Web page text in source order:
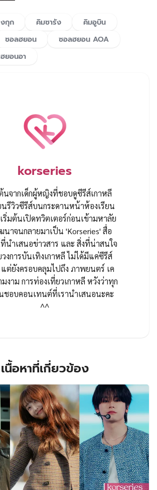
กุก คิมซารัง
คิมอูบิน
ซอลฮยอน
ซอลฮยอน AOA
ฮยอนอา
korseries
นจากเด็กผู้หญิงที่ชอบดูซีรีส์เกาหลี
นรีวิวซีรีส์บนกระดานหน้าห้องเรียน
ริ่มต้นเปิดทวิตเตอร์ก่อนเข้ามหาลัย
าจนกลายมาเป็น 'Korseries' สื่อ
นำเสนอข่าวสาร และ สิ่งที่น่าสนใจ
วงการบันเทิงเกาหลี ไม่ได้มีแค่ซีรีส์
ต่ยังครอบคลุมไปถึง ภาพยนตร์ เค
งาม การท่องเที่ยวเกาหลี หวังว่าทุก
ชอบคอนเทนต์ที่เรานำเสนอนะคะ
^^
เนื้อหาที่เกี่ยวข้อง